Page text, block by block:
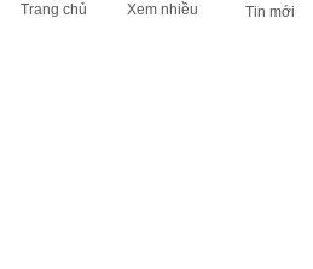
Trang chủ Xem nhiều Tin mới